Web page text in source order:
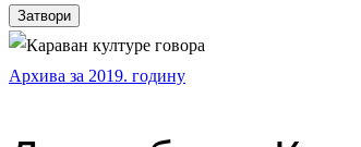
Затвори
Архива за 2019. годину